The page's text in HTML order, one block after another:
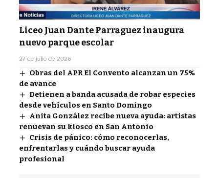
Liceo Juan Dante Parraguez inaugura
nuevo parque escolar
27 de julio de 2026
Obras del APR El Convento alcanzan un 75%
de avance
Detienen a banda acusada de robar especies
desde vehículos en Santo Domingo
Anita González recibe nueva ayuda: artistas
renuevan su kiosco en San Antonio
Crisis de pánico: cómo reconocerlas,
enfrentarlas y cuándo buscar ayuda
profesional